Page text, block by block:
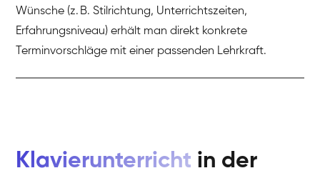
Wünsche (z. B. Stilrichtung, Unterrichtszeiten,
Erfahrungsniveau) erhält man direkt konkrete
Terminvorschläge mit einer passenden Lehrkraft.
Klavierunterricht in der